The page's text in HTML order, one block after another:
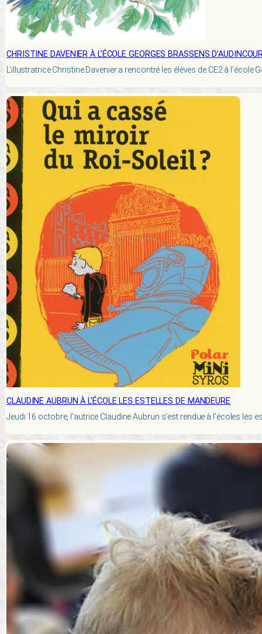
CHRISTINE DAVENIER À L’ÉCOLE GEORGES BRASSENS
L’illustratrice Christine Davenier a rencontré les élèves de CE2 à
CLAUDINE AUBRUN À L’ÉCOLE LES ESTELLES DE MANDEURE
Jeudi 16 octobre, l’autrice Claudine Aubrun s’est rendue à l’écoles